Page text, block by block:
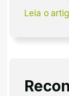
Leia o